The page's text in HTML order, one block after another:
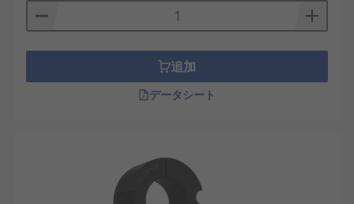
追加
データシート